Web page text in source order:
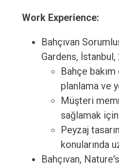
Work Experience:
Bahçıvan
Gardens,
Bahçe
planlama ve
Müşteri
sağlamak
Peyzaj
konularında
Bahçıvan,